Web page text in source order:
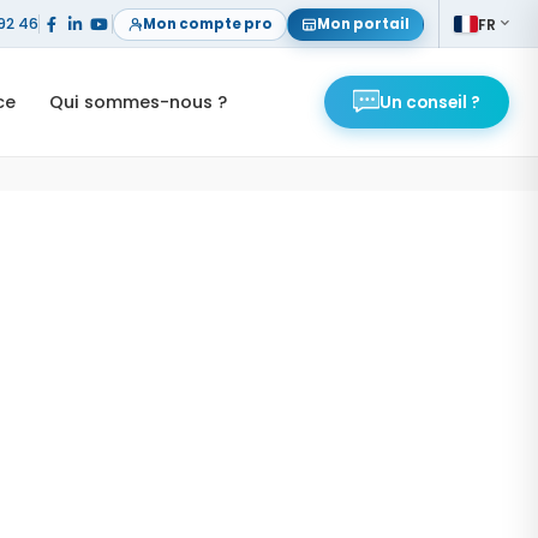
46 Mon compte pro Mon portail FR
Qui sommes-nous ? Un conseil ?